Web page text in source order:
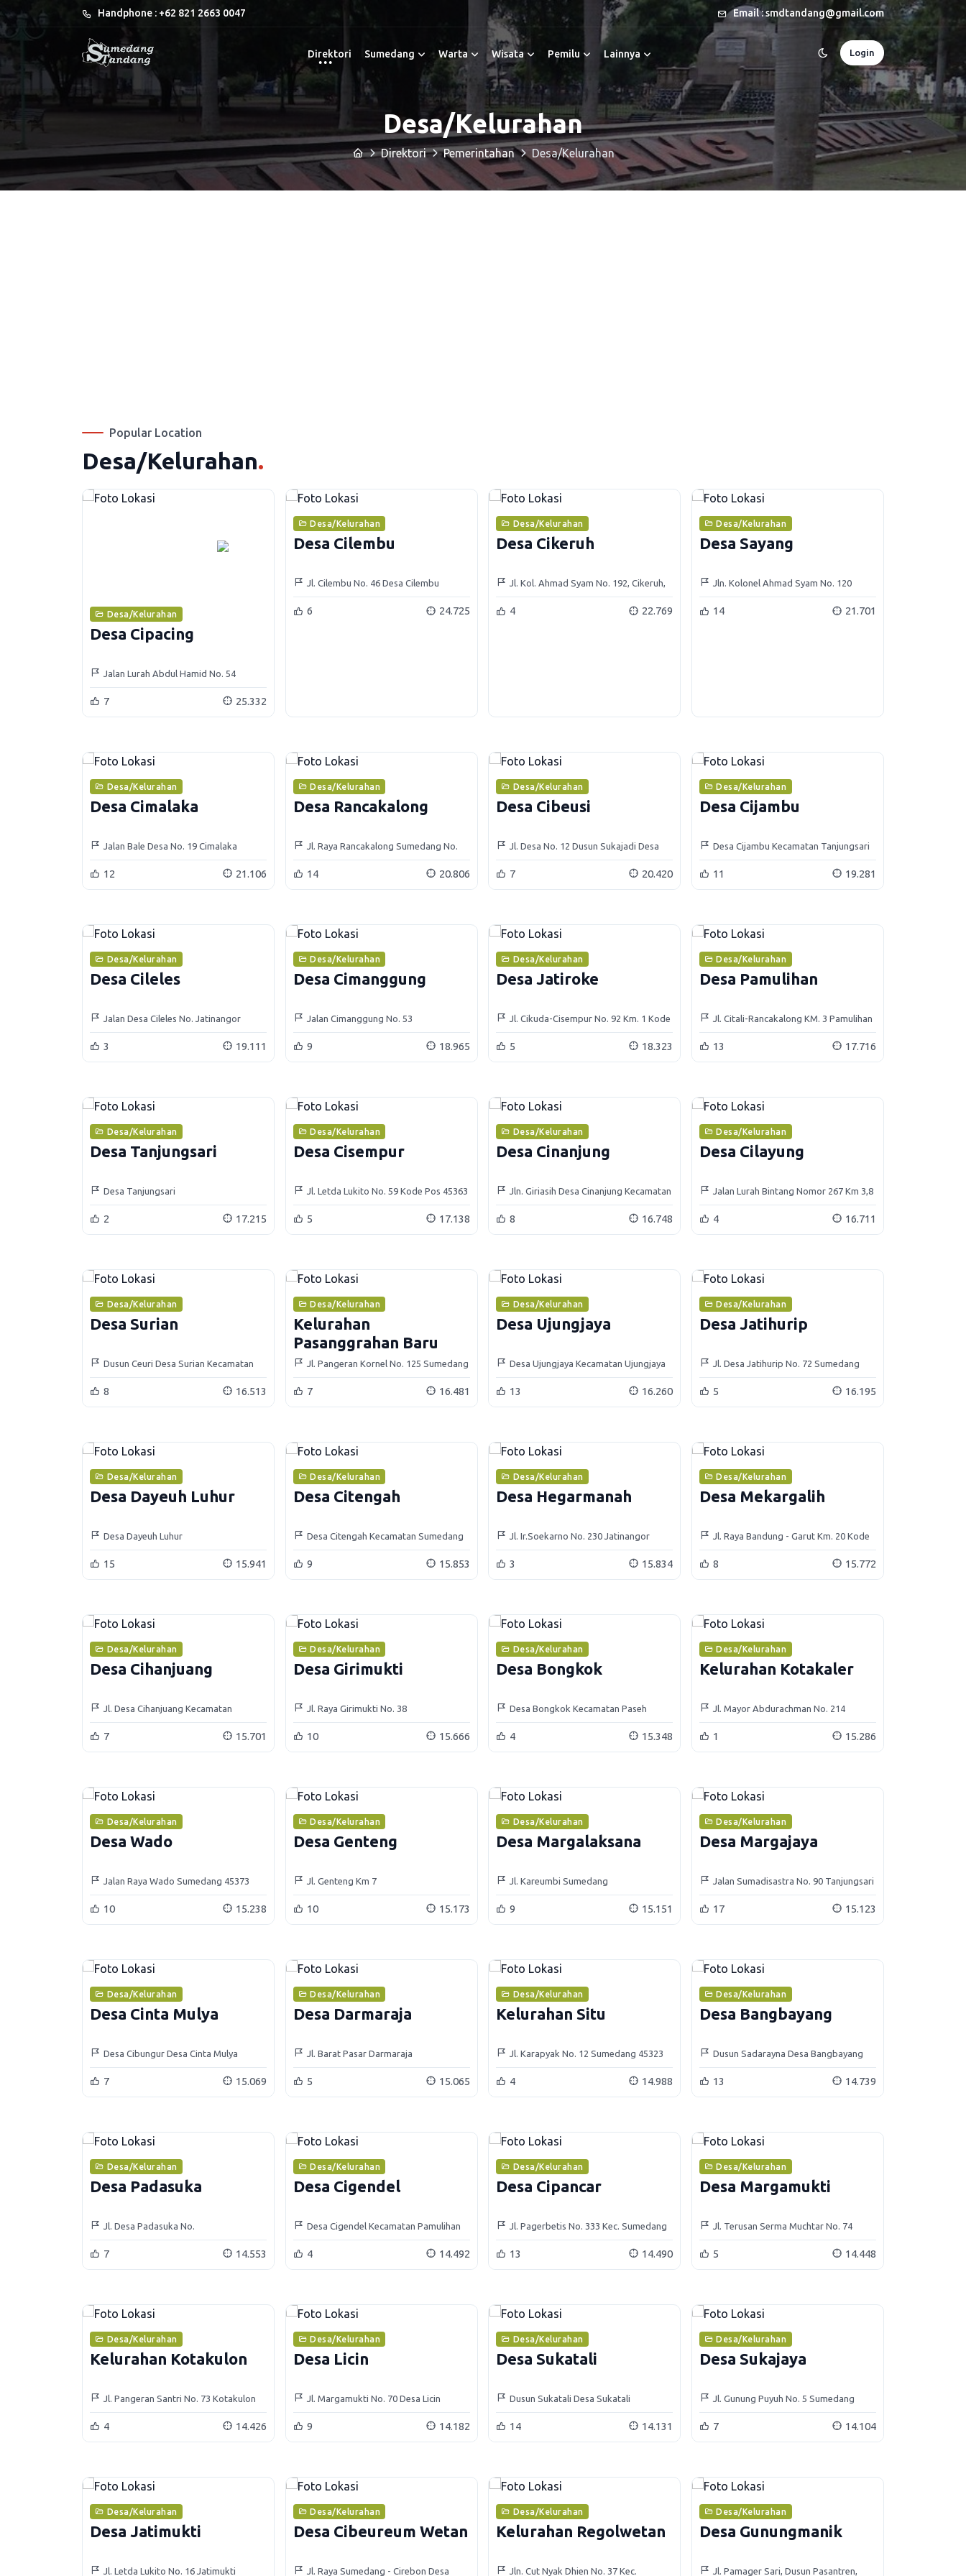
Handphone : +62 821 2663 0047 Email : smdtandang@gmail.com
Direktori Sumedang Warta Wisata Pemilu Lainnya Login
Desa/Kelurahan
Direktori Pemerintahan Desa/Kelurahan
Popular Location
Desa/Kelurahan.
Desa/Kelurahan
Desa Cipacing
Jalan Lurah Abdul Hamid No. 54
Jatinangor
7 25.332
Desa/Kelurahan
Desa Cilembu
Jl. Cilembu No. 46 Desa Cilembu
Kecamatan Pamulihan
6 24.725
Desa/Kelurahan
Desa Cikeruh
Jl. Kol. Ahmad Syam No. 192, Cikeruh,
Jatinangor
4 22.769
Desa/Kelurahan
Desa Sayang
Jln. Kolonel Ahmad Syam No. 120
14 21.701
Desa/Kelurahan
Desa Cimalaka
Jalan Bale Desa No. 19 Cimalaka
12 21.106
Desa/Kelurahan
Desa Rancakalong
Jl. Raya Rancakalong Sumedang No.
14 20.806
Desa/Kelurahan
Desa Cibeusi
Jl. Desa No. 12 Dusun Sukajadi Desa
Cibeusi Kecamatan Jatinangor
7 20.420
Desa/Kelurahan
Desa Cijambu
Desa Cijambu Kecamatan Tanjungsari
11 19.281
Desa/Kelurahan
Desa Cileles
Jalan Desa Cileles No. Jatinangor
3 19.111
Desa/Kelurahan
Desa Cimanggung
Jalan Cimanggung No. 53
9 18.965
Desa/Kelurahan
Desa Jatiroke
Jl. Cikuda-Cisempur No. 92 Km. 1 Kode
Pos 45363
5 18.323
Desa/Kelurahan
Desa Pamulihan
Jl. Citali-Rancakalong KM. 3 Pamulihan
45362
13 17.716
Desa/Kelurahan
Desa Tanjungsari
Desa Tanjungsari
2 17.215
Desa/Kelurahan
Desa Cisempur
Jl. Letda Lukito No. 59 Kode Pos 45363
5 17.138
Desa/Kelurahan
Desa Cinanjung
Jln. Giriasih Desa Cinanjung Kecamatan
Tanjungsari
8 16.748
Desa/Kelurahan
Desa Cilayung
Jalan Lurah Bintang Nomor 267 Km 3,8
Dusun Cipeundeuy RT 01 RW 02
Jatinangor
4 16.711
Desa/Kelurahan
Desa Surian
Dusun Ceuri Desa Surian Kecamatan
Surian
8 16.513
Desa/Kelurahan
Kelurahan
Pasanggrahan Baru
Jl. Pangeran Kornel No. 125 Sumedang
7 16.481
Desa/Kelurahan
Desa Ujungjaya
Desa Ujungjaya Kecamatan Ujungjaya
13 16.260
Desa/Kelurahan
Desa Jatihurip
Jl. Desa Jatihurip No. 72 Sumedang
Utara
5 16.195
Desa/Kelurahan
Desa Dayeuh Luhur
Desa Dayeuh Luhur
15 15.941
Desa/Kelurahan
Desa Citengah
Desa Citengah Kecamatan Sumedang
Selatan
9 15.853
Desa/Kelurahan
Desa Hegarmanah
Jl. Ir.Soekarno No. 230 Jatinangor
Sumedang
3 15.834
Desa/Kelurahan
Desa Mekargalih
Jl. Raya Bandung - Garut Km. 20 Kode
Pos 45363
8 15.772
Desa/Kelurahan
Desa Cihanjuang
Jl. Desa Cihanjuang Kecamatan
Cimanggung
7 15.701
Desa/Kelurahan
Desa Girimukti
Jl. Raya Girimukti No. 38
10 15.666
Desa/Kelurahan
Desa Bongkok
Desa Bongkok Kecamatan Paseh
4 15.348
Desa/Kelurahan
Kelurahan Kotakaler
Jl. Mayor Abdurachman No. 214
Sumedang
1 15.286
Desa/Kelurahan
Desa Wado
Jalan Raya Wado Sumedang 45373
10 15.238
Desa/Kelurahan
Desa Genteng
Jl. Genteng Km 7
10 15.173
Desa/Kelurahan
Desa Margalaksana
Jl. Kareumbi Sumedang
9 15.151
Desa/Kelurahan
Desa Margajaya
Jalan Sumadisastra No. 90 Tanjungsari
Sumedang
17 15.123
Desa/Kelurahan
Desa Cinta Mulya
Desa Cibungur Desa Cinta Mulya
7 15.069
Desa/Kelurahan
Desa Darmaraja
Jl. Barat Pasar Darmaraja
5 15.065
Desa/Kelurahan
Kelurahan Situ
Jl. Karapyak No. 12 Sumedang 45323
4 14.988
Desa/Kelurahan
Desa Bangbayang
Dusun Sadarayna Desa Bangbayang
Kecamatan Situraja
13 14.739
Desa/Kelurahan
Desa Padasuka
Jl. Desa Padasuka No.
7 14.553
Desa/Kelurahan
Desa Cigendel
Desa Cigendel Kecamatan Pamulihan
4 14.492
Desa/Kelurahan
Desa Cipancar
Jl. Pagerbetis No. 333 Kec. Sumedang
Selatan Kab. Sumedang 45351
13 14.490
Desa/Kelurahan
Desa Margamukti
Jl. Terusan Serma Muchtar No. 74
Kode Pos 45321
5 14.448
Desa/Kelurahan
Kelurahan Kotakulon
Jl. Pangeran Santri No. 73 Kotakulon
4 14.426
Desa/Kelurahan
Desa Licin
Jl. Margamukti No. 70 Desa Licin
Kecamatan Cimalaka
9 14.182
Desa/Kelurahan
Desa Sukatali
Dusun Sukatali Desa Sukatali
Kecamatan Situraja
14 14.131
Desa/Kelurahan
Desa Sukajaya
Jl. Gunung Puyuh No. 5 Sumedang
7 14.104
Desa/Kelurahan
Desa Jatimukti
Jl. Letda Lukito No. 16 Jatimukti
Desa/Kelurahan
Desa Cibeureum Wetan
Jl. Raya Sumedang - Cirebon Desa
Desa/Kelurahan
Kelurahan Regolwetan
Jln. Cut Nyak Dhien No. 37 Kec.
Desa/Kelurahan
Desa Gunungmanik
Jl. Pamager Sari, Dusun Pasantren,